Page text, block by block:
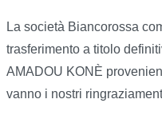
La società Biancorossa
trasferimento a titolo
AMADOU KONÈ
vanno i nostri